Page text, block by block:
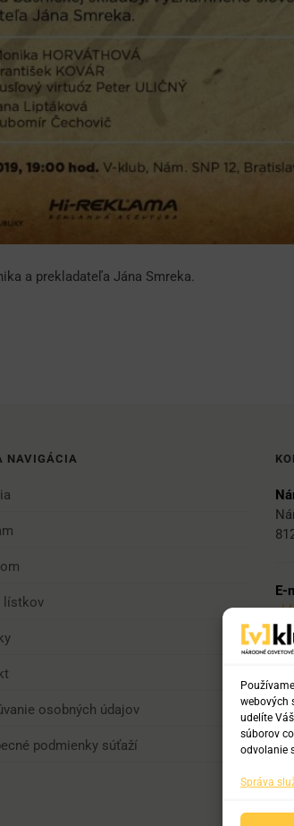
webových
udelíte
súborov
odvolanie
Správa
a prekladateľa Jána Smreka.
NAVIGÁCIA
lístkov
osobných údajov
podmienky súťaží
E-